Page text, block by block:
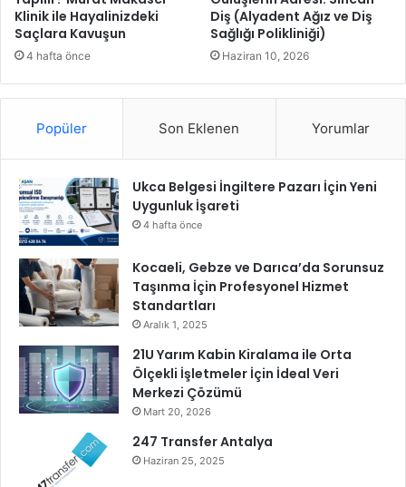
p
h
a
Klinik ile Hayalinizdeki
Saçlara Kavuşun
4 hafta önce
Diş (Alyadent Ağız ve Diş
Sağlığı Polikliniği)
Haziran 10, 2026
Popüler Son Eklenen Yorumlar
Ukca Belgesi İngiltere Pazarı İçin Yeni
Uygunluk İşareti
4 hafta önce
Kocaeli, Gebze ve Darıca’da Sorunsuz
Taşınma İçin Profesyonel Hizmet
Standartları
Aralık 1, 2025
21U Yarım Kabin Kiralama ile Orta
Ölçekli İşletmeler İçin İdeal Veri
Merkezi Çözümü
Mart 20, 2026
247 Transfer Antalya
Haziran 25, 2025